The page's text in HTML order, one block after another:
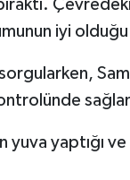
iyi
yuva yaptığı